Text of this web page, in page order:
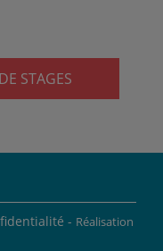
STAGES
- Réalisation